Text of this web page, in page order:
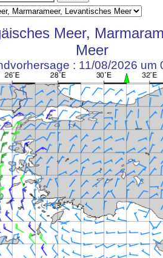
Meer,
Meer
: 11/08/2026 um